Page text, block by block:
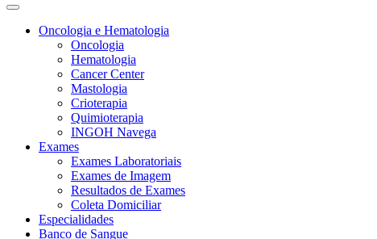
Oncologia e Hematologia
Oncologia
Hematologia
Cancer Center
Mastologia
Crioterapia
Quimioterapia
INGOH Navega
Exames
Exames Laboratoriais
Exames de Imagem
Resultados de Exames
Coleta Domiciliar
Especialidades
Banco de Sangue